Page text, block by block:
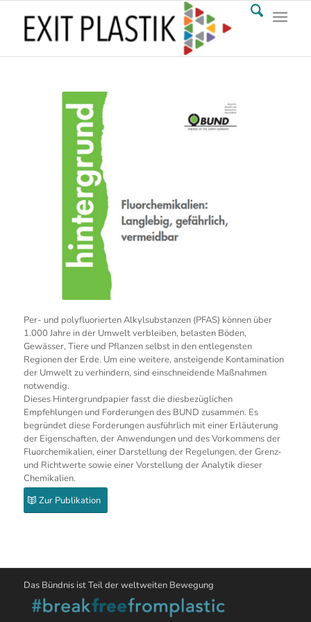
Per- und polyfluorierten Alkylsubstanzen (PFAS) können über
1.000 Jahre in der Umwelt verbleiben, belasten Böden,
Gewässer, Tiere und Pflanzen selbst in den entlegensten
Regionen der Erde. Um eine weitere, ansteigende Kontamination
der Umwelt zu verhindern, sind einschneidende Maßnahmen
notwendig.
Dieses Hintergrundpapier fasst die diesbezüglichen
Empfehlungen und Forderungen des BUND zusammen. Es
begründet diese Forderungen ausführlich mit einer Erläuterung
der Eigenschaften, der Anwendungen und des Vorkommens der
Fluorchemikalien, einer Darstellung der Regelungen, der Grenz-
und Richtwerte sowie einer Vorstellung der Analytik dieser
Chemikalien.
Zur Publikation
Das Bündnis ist Teil der weltweiten Bewegung